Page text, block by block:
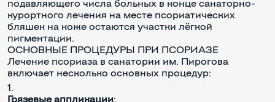
подавляющего числа больных в конце санаторно-
курортного лечения на месте псориатических
бляшек на коже остаются участки лёгкой
пигментации.
ОСНОВНЫЕ ПРОЦЕДУРЫ ПРИ ПСОРИАЗЕ
Лечение псориаза в санатории им. Пирогова
включает несколько основных процедур:
Грязевые аппликации: